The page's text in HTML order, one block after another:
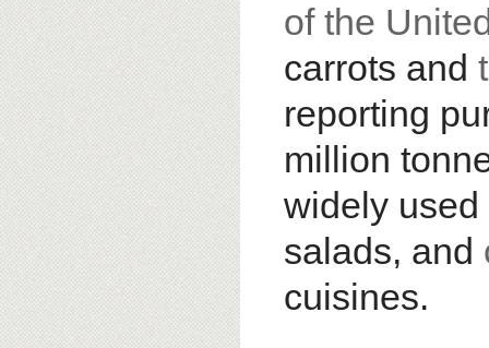
of the
carrots and
reporting
million
widely
salads, and
cuisines.